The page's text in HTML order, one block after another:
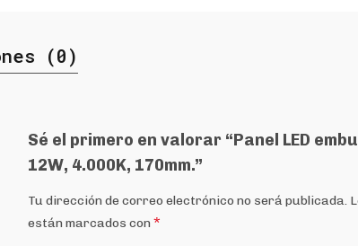
(0)
Sé el primero en valorar “Panel LED
12W, 4.000K, 170mm.”
Tu dirección de correo electrónico no será publicada.
están marcados con *